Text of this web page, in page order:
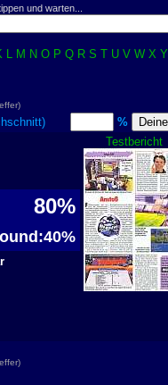
und warten...
L M N O P Q R S T U V W X Y
%
Testbericht
80%